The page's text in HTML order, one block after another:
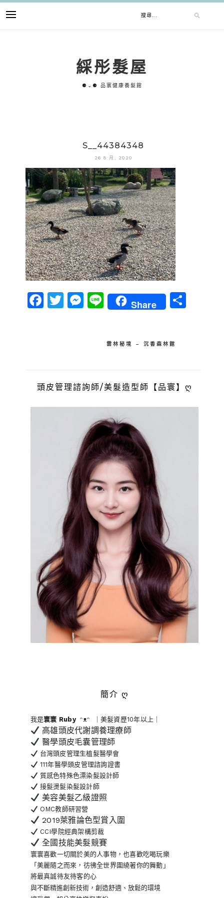
關
綵彤髮屋
⚈⌄⚈ 品寰健康養髮館
S__44384348
26 8 月, 2020
Facebook
Twitter
Messenger
LineShare
分
雲林秘境 – 沉香森林館
頭皮管理諮詢師/美髮造型師【品寰】ღ
簡介 ღ
我是寰寰 Rubyᵔᴥᵔ ｜美髮資歷10年以上｜
高雄頭皮代謝調養理療師
醫學頭皮毛囊管理師
台灣頭皮管理生植髮醫學會
111年醫學頭皮管理諮詢證書
質感色特殊色漂染髮設計師
接髮燙髮染髮設計師
美容美髮乙級證照
OMC教師研習營
2019萊雅論色型賞入圍
CCI學院經典架構剪裁
全國技能美髮競賽
寰寰喜歡一切關於美的人事物，也喜歡吃喝玩樂
「美麗隨之而來，彷彿全世界圍繞著你的舞動」
將最真誠待友待客的心
與不斷精進創新技術，創造舒適、放鬆的環境